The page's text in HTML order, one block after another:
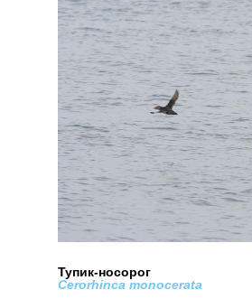
Тупик-носорог
Cerorhinca monocerata